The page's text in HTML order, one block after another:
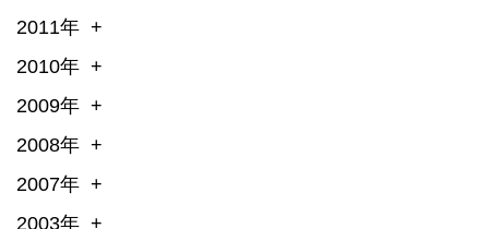
2011年
2010年
2009年
2008年
2007年
2003年